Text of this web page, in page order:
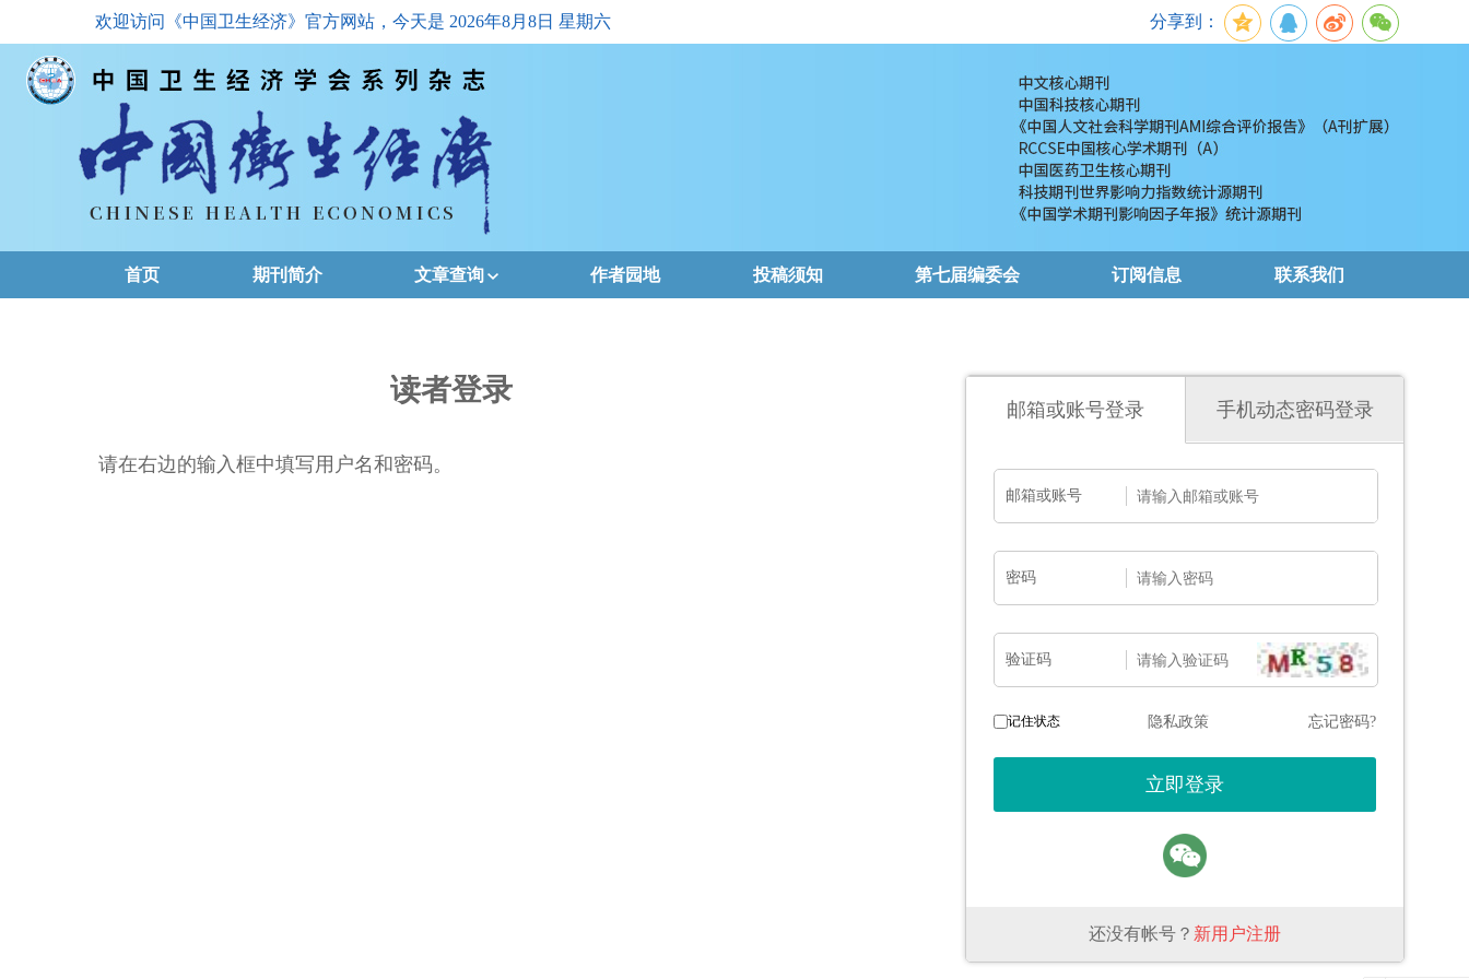
欢迎访问《中国卫生经济》官方网站，今天是 2026年8月8日 星期六 分享到：
首页 期刊简介 文章查询
下载排名
作者园地 投稿须知 第七届编委会 订阅信息 联系我们
读者登录
请在右边的输入框中填写用户名和密码。
邮箱或账号登录 手机动态密码登录
邮箱或账号
密码
验证码
记住状态 隐私政策 忘记密码?
还没有帐号？ 新用户注册